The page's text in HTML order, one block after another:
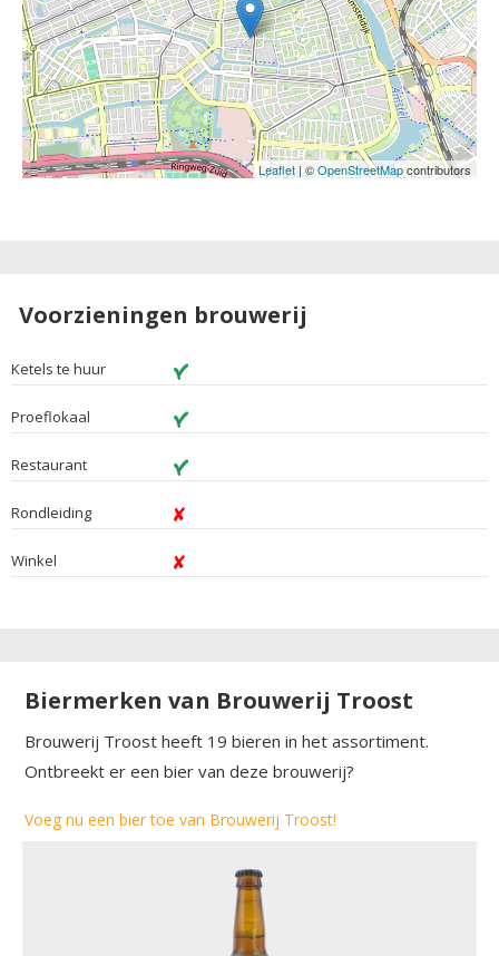
Leaflet| ©OpenStreetMapcontributors
Voorzieningen brouwerij
Ketels te huur
Proeflokaal
Restaurant
Rondleiding
Winkel
Biermerken van Brouwerij Troost
Brouwerij Troost heeft 19 bieren in het assortiment.
Ontbreekt er een bier van deze brouwerij?
Voeg nu een bier toe van Brouwerij Troost!